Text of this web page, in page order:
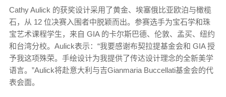
Cathy Aulick 的获奖设计采用了黄金、埃塞俄比亚欧泊与橄榄
石，从 12 位决赛入围者中脱颖而出。参赛选手为宝石学和珠
宝艺术课程学生，来自 GIA 的卡尔斯巴德、伦敦、孟买、纽约
和台湾分校。Aulick表示：“我要感谢布契拉提基金会和 GIA 授
予我这项殊荣。手绘设计为我提供了传达设计理念的全新美学
语言。”Aulick将赴意大利与吉Gianmaria Buccellati基金会的代
表会面。